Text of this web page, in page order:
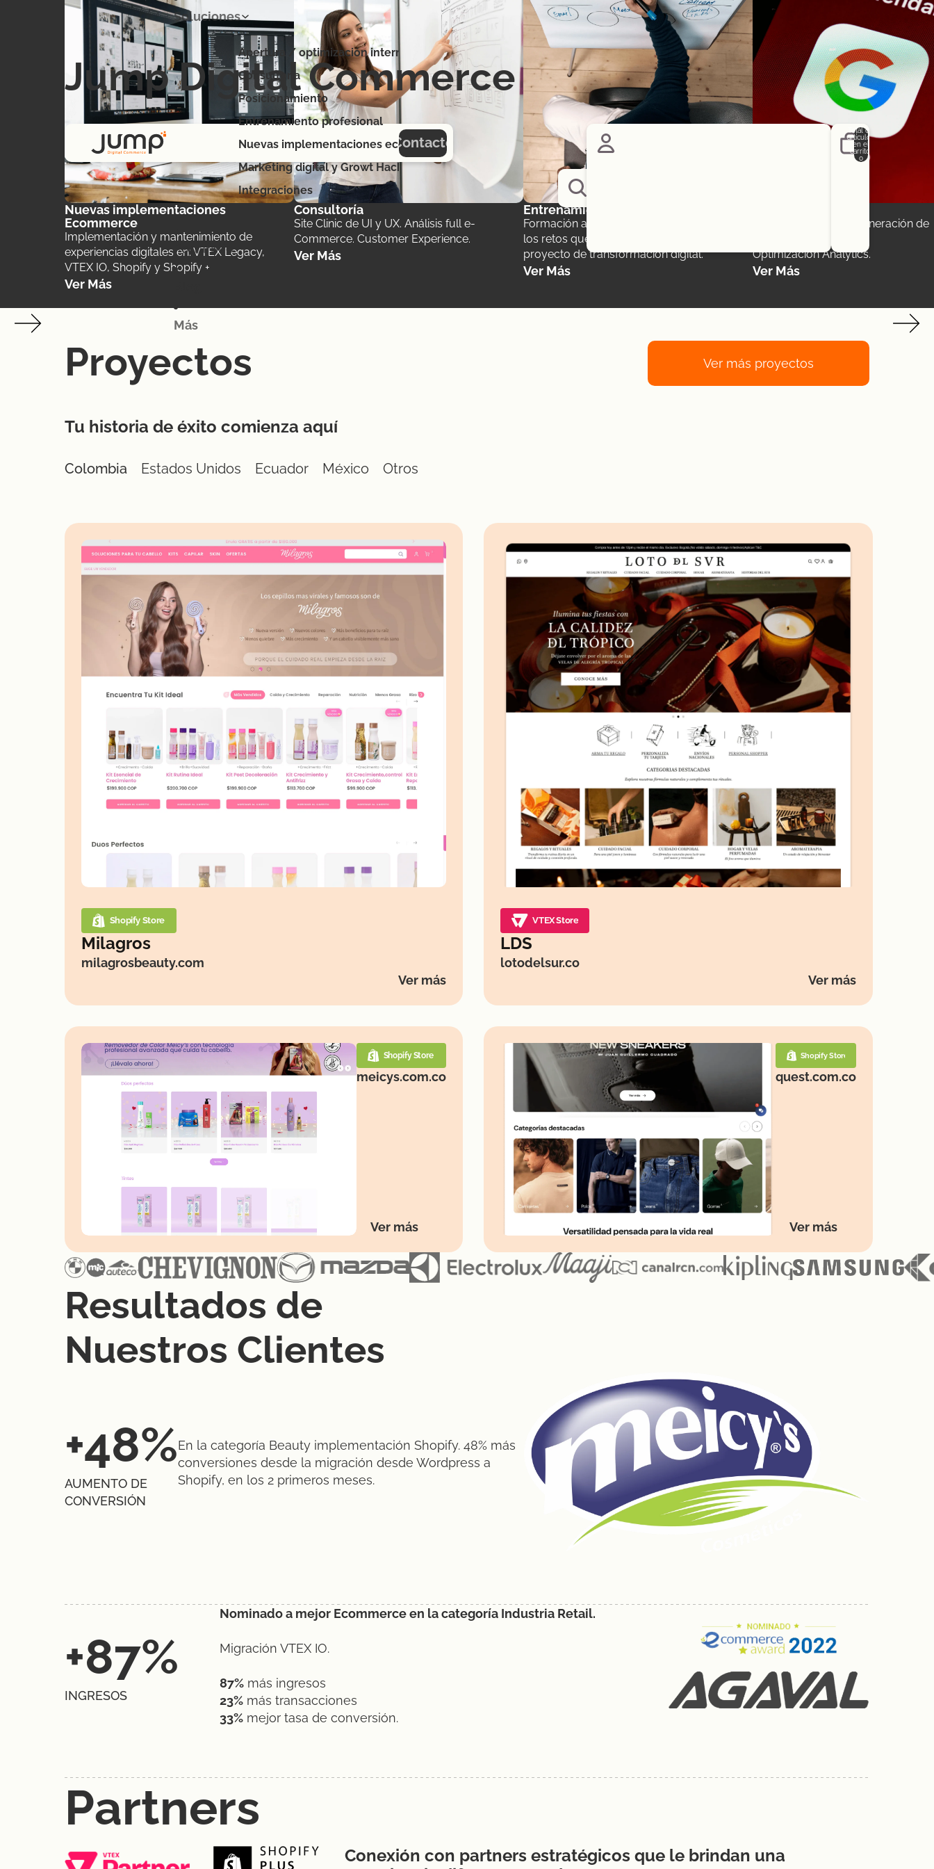
Jump Digital Commerce
Soluciones
Apertura / optimización internacional, canales y mercados
Consultoría
Posicionamiento
Entrenamiento profesional
Nuevas implementaciones ecommerce
Marketing digital y Growt Hacking
Integraciones
Portafolio
Más
Contacto
Total de
artículos
en el
carrito:
0
Nuevas implementaciones
Ecommerce
Implementación y mantenimiento de
experiencias digitales en: VTEX Legacy,
VTEX IO, Shopify y Shopify +
Ver Más
Consultoría
Site Clinic de UI y UX. Análisis full e-
Commerce. Customer Experience.
Ver Más
Entrenamiento
Formación a equipos orientado a afrontar
los retos que conlleva un e-Commerce o un
proyecto de transformación digital.
Ver Más
Optimización SEO + Generación de
Optimización Analytics.
Ver Más
Proyectos
Tu historia de éxito comienza aquí
Ver más proyectos
Colombia Estados Unidos Ecuador México Otros
Shopify Store
Milagros
milagrosbeauty.com
Ver más
VTEX Store
LDS
lotodelsur.co
Ver más
Shopify Store
meicys.com.co
Ver más
Shopify Store
quest.com.co
Ver más
Resultados de
Nuestros Clientes
+48%
AUMENTO DE
CONVERSIÓN
En la categoría Beauty implementación Shopify. 48% más
conversiones desde la migración desde Wordpress a
Shopify, en los 2 primeros meses.
+87%
INGRESOS
Nominado a mejor Ecommerce en la categoría Industria Retail.
Migración VTEX IO.
87% más ingresos
23% más transacciones
33% mejor tasa de conversión.
Partners
Conexión con partners estratégicos que le brindan una